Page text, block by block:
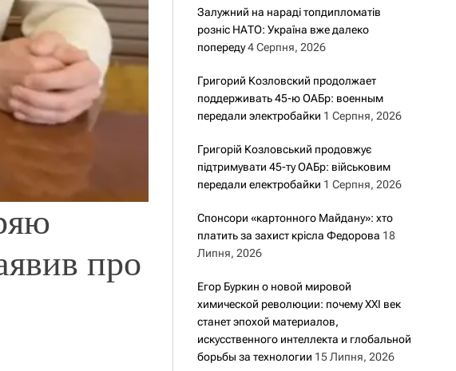
про
Залужний на нараді топдипломатів
розніс НАТО: Україна вже далеко
попереду 4 Серпня, 2026
Григорий Козловский продолжает
поддерживать 45-ю ОАБр: военным
передали электробайки 1 Серпня, 2026
Григорій Козловський продовжує
підтримувати 45-ту ОАБр: військовим
передали електробайки 1 Серпня, 2026
Спонсори «картонного Майдану»: хто
платить за захист крісла Федорова 18
Липня, 2026
Егор Буркин о новой мировой
химической революции: почему XXI век
станет эпохой материалов,
искусственного интеллекта и глобальной
борьбы за технологии 15 Липня, 2026